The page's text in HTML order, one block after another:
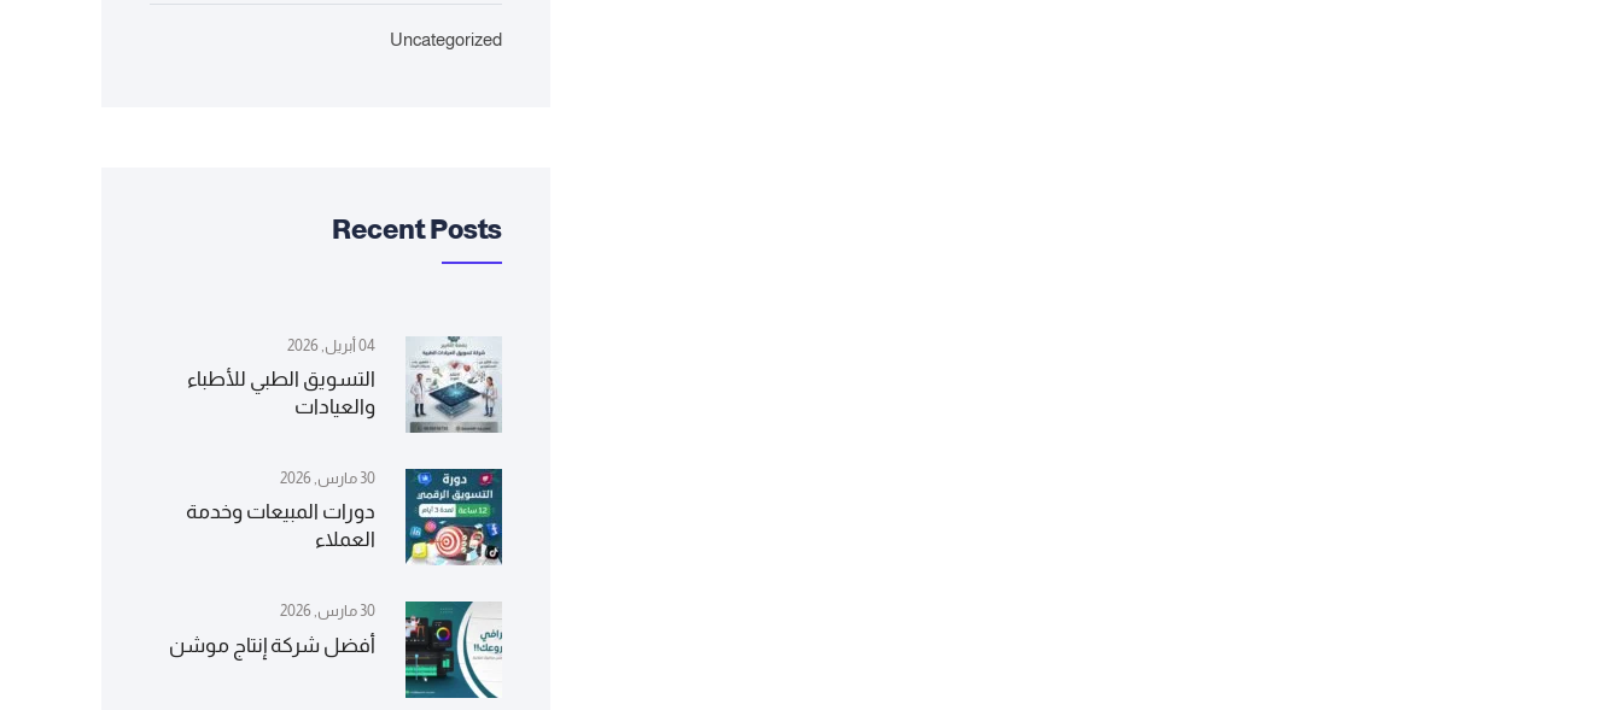
Uncategorized
Recent Posts
04 أبريل, 2026
التسويق الطبي للأطباء
والعيادات
30 مارس, 2026
دورات المبيعات وخدمة
العملاء
30 مارس, 2026
أفضل شركة إنتاج موشن